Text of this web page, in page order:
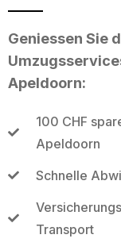
Geniessen Sie
Apeldoorn:
100 CHF
Apeldoorn
Schnelle
Transport